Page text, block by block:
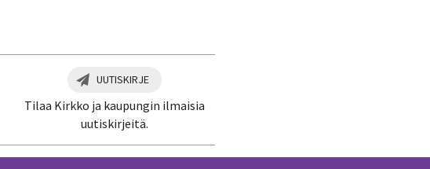
UUTISKIRJE
Tilaa Kirkko ja kaupungin ilmaisia
uutiskirjeitä.